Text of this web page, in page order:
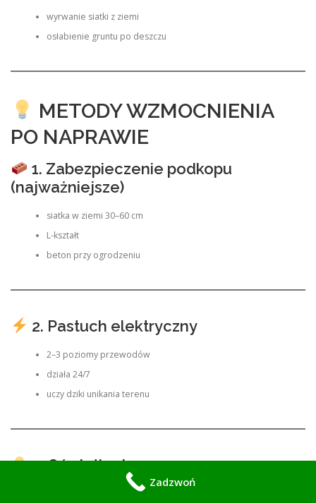
wyrwanie siatki z ziemi
osłabienie gruntu po deszczu
METODY WZMOCNIENIA
PO NAPRAWIE
1. Zabezpieczenie podkopu
(najważniejsze)
siatka w ziemi 30–60 cm
L-kształt
beton przy ogrodzeniu
2. Pastuch elektryczny
2–3 poziomy przewodów
działa 24/7
uczy dziki unikania terenu
3. Oświetlenie
lampy z czujnikiem ruchu
Zadzwoń